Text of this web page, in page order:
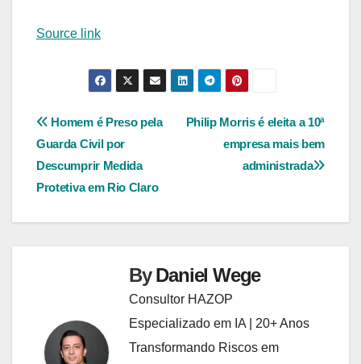
Source link
Navegação
de
Post
Philip Morris é eleita a 10ª
empresa mais bem
administrada
Homem é Preso pela
Guarda Civil por
Descumprir Medida
Protetiva em Rio Claro
ByDaniel Wege
Consultor HAZOP
Especializado em IA | 20+ Anos
Transformando Riscos em